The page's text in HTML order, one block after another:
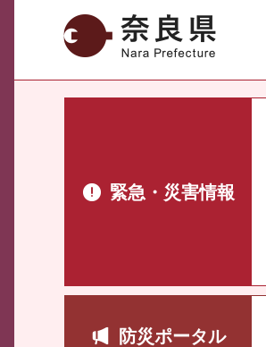
奈良県
緊急・災害情報
防災ポータル